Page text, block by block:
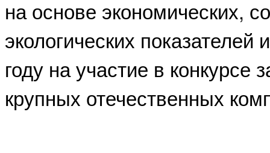
на основе экономических,
экологических
году на участие в конкурсе
крупных отечественных